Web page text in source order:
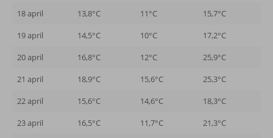
18 april
13,8°C 11°C
15,7°C
19 april
14,5°C 10°C
17,2°C
20 april
16,8°C 12°C
25,9°C
21 april
18,9°C 15,6°C
25,3°C
22 april
15,6°C 14,6°C
18,3°C
23 april
16,5°C 11,7°C
21,3°C